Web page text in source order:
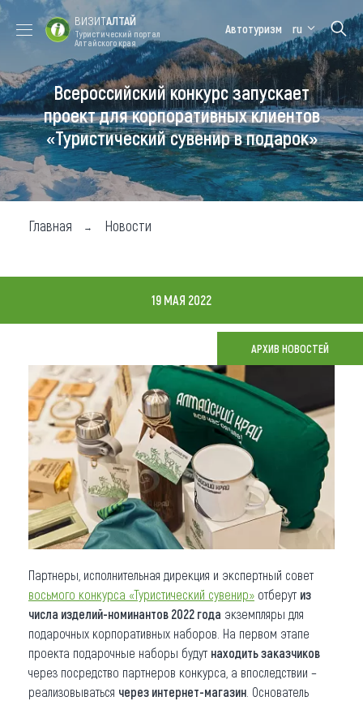
Форум VISIT
ALTAI
Цветение
маральника
Медицинский
форум
Алтайская
зимовка
Туры
Где побывать
Чем заняться
Карта
Что привезти (сувениры)
О регионе
Коллекция впечатлений
Другие рубрики
ВИЗИТАЛТАЙ
Туристический портал
Алтайского края
Автотуризм ru
Всероссийский конкурс запускает
проект для корпоративных клиентов
«Туристический сувенир в подарок»
Главная Новости
19 МАЯ 2022
АРХИВ НОВОСТЕЙ
Партнеры, исполнительная дирекция и экспертный совет
восьмого конкурса «Туристический сувенир» отберут из
числа изделий-номинантов 2022 года экземпляры для
подарочных корпоративных наборов. На первом этапе
проекта подарочные наборы будут находить заказчиков
через посредство партнеров конкурса, а впоследствии –
реализовываться через интернет-магазин . Основатель